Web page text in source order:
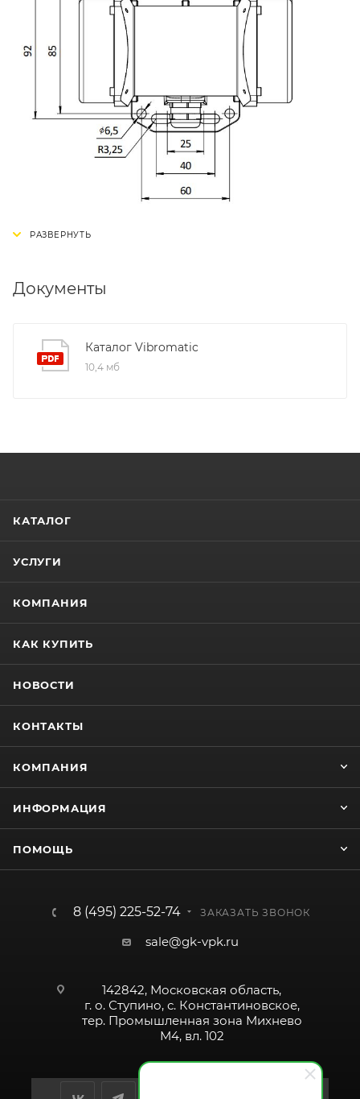
Документы
Каталог Vibromatic
10,4 мб
КАТАЛОГ
УСЛУГИ
КОМПАНИЯ
КАК КУПИТЬ
НОВОСТИ
КОНТАКТЫ
КОМПАНИЯ
ИНФОРМАЦИЯ
ПОМОЩЬ
8 (495) 225-52-74 ЗАКАЗАТЬ ЗВОНОК
sale@gk-vpk.ru
142842, Московская область,
г. о. Ступино, с. Константиновское,
тер. Промышленная зона Михнево
М4, вл. 102